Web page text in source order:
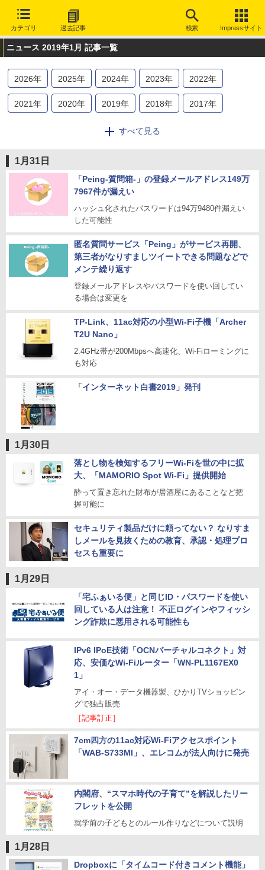
カテゴリ 過去記事 検索 Impressサイト
ニュース 2019年1月 記事一覧
2026年 2025年 2024年 2023年 2022年
2021年 2020年 2019年 2018年 2017年
2014年 2013
2006年 年 2004年 2003年
すべて見る
1月31日
「Peing-質問箱-」の登録メールアドレス149万
7967件が漏えい
ハッシュ化されたパスワードは94万9480件漏えい
した可能性
匿名質問サービス「Peing」がサービス再開、
第三者がなりすましツイートできる問題などで
メンテ繰り返す
登録メールアドレスやパスワードを使い回してい
る場合は変更を
TP-Link、11ac対応の小型Wi-Fi子機「Archer
T2U Nano」
2.4GHz帯が200Mbpsへ高速化、Wi-Fiローミングに
も対応
「インターネット白書2019」発刊
1月30日
落とし物を検知するフリーWi-Fiを世の中に拡
大、「MAMORIO Spot Wi-Fi」提供開始
酔って置き忘れた財布が居酒屋にあることなど把
握可能に
セキュリティ製品だけに頼ってない？ なりすま
しメールを見抜くための教育、承認・処理プロ
セスも重要に
1月29日
「宅ふぁいる便」と同じID・パスワードを使い
回している人は注意！ 不正ログインやフィッシ
ング詐欺に悪用される可能性も
IPv6 IPoE技術「OCNバーチャルコネクト」対
応、安価なWi-Fiルーター「WN-PL1167EX0
1」
アイ・オー・データ機器製、ひかりTVショッピン
グで独占販売
［記事訂正］
7cm四方の11ac対応Wi-Fiアクセスポイント
「WAB-S733MI」、エレコムが法人向けに発売
内閣府、“スマホ時代の子育て”を解説したリー
フレットを公開
就学前の子どもとのルール作りなどについて説明
1月28日
Dropboxに「タイムコード付きコメント機能」